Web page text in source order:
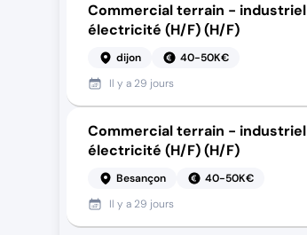
Commercial terrain - industriel
électricité (H/F) (H/F)
dijon
40-50K€
Il y a 29 jours
Commercial terrain - industriel
électricité (H/F) (H/F)
Besançon
40-50K€
Il y a 29 jours